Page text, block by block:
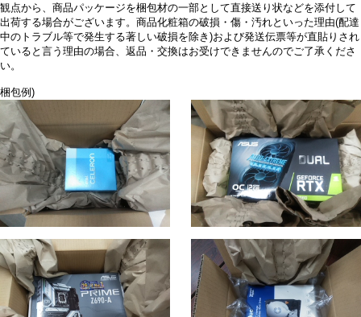
観点から、商品パッケージを梱包材の一部として直接送り状などを添付して
出荷する場合がございます。商品化粧箱の破損・傷・汚れといった理由(配達
中のトラブル等で発生する著しい破損を除き)および発送伝票等が直貼りされ
ていると言う理由の場合、返品・交換はお受けできませんのでご了承くださ
い。
梱包例)